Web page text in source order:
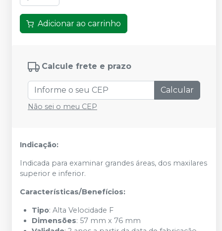
Adicionar ao carrinho
Calcule frete e prazo
Calcular
Não sei o meu CEP
Indicação:
Indicada para examinar grandes áreas, dos maxilares
superior e inferior.
Características/Benefícios:
Tipo: Alta Velocidade F
Dimensões: 57 mm x 76 mm